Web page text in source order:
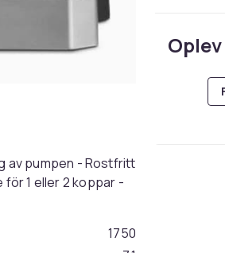
av pumpen - Rostfritt
1 eller 2 koppar -
1750